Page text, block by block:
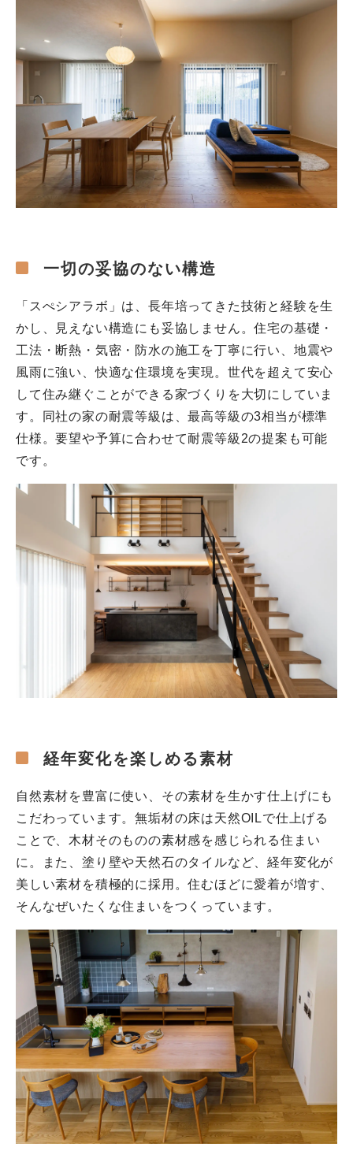
一切の妥協のない構造
「スぺシアラボ」は、長年培ってきた技術と経験を生
かし、見えない構造にも妥協しません。住宅の基礎・
工法・断熱・気密・防水の施工を丁寧に行い、地震や
風雨に強い、快適な住環境を実現。世代を超えて安心
して住み継ぐことができる家づくりを大切にしていま
す。同社の家の耐震等級は、最高等級の3相当が標準
仕様。要望や予算に合わせて耐震等級2の提案も可能
です。
経年変化を楽しめる素材
自然素材を豊富に使い、その素材を生かす仕上げにも
こだわっています。無垢材の床は天然OILで仕上げる
ことで、木材そのものの素材感を感じられる住まい
に。また、塗り壁や天然石のタイルなど、経年変化が
美しい素材を積極的に採用。住むほどに愛着が増す、
そんなぜいたくな住まいをつくっています。